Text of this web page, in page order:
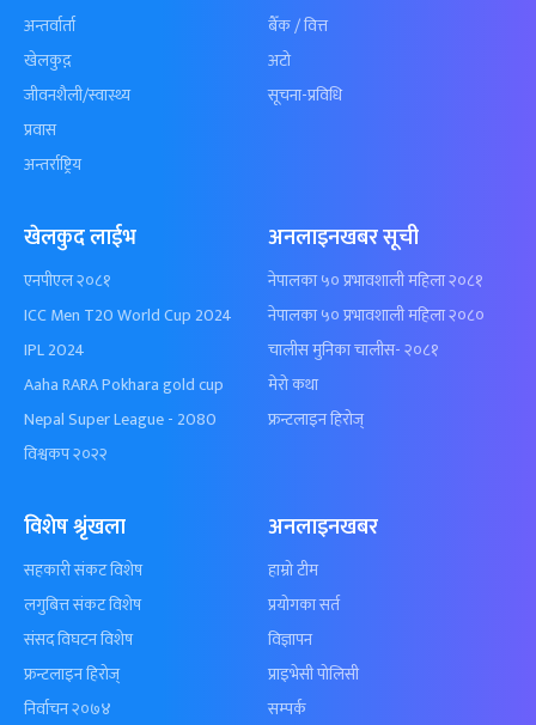
अन्तर्वार्ता
खेलकुद़़
जीवनशैली/स्वास्थ्य
प्रवास
अन्तर्राष्ट्रिय
बैँक / वित्त
अटो
सूचना-प्रविधि
खेलकुद लाईभ
एनपीएल २०८१
ICC Men T20 World Cup 2024
IPL 2024
Aaha RARA Pokhara gold cup
Nepal Super League - 2080
विश्वकप २०२२
अनलाइनखबर सूची
नेपालका ५० प्रभावशाली महिला २०८१
नेपालका ५० प्रभावशाली महिला २०८०
चालीस मुनिका चालीस- २०८१
मेरो कथा
फ्रन्टलाइन हिरोज्
विशेष श्रृंखला
सहकारी संकट विशेष
लगुबित्त संकट विशेष
संसद विघटन विशेष
फ्रन्टलाइन हिरोज्
निर्वाचन २०७४
अनलाइनखबर
हाम्रो टीम
प्रयोगका सर्त
विज्ञापन
प्राइभेसी पोलिसी
सम्पर्क